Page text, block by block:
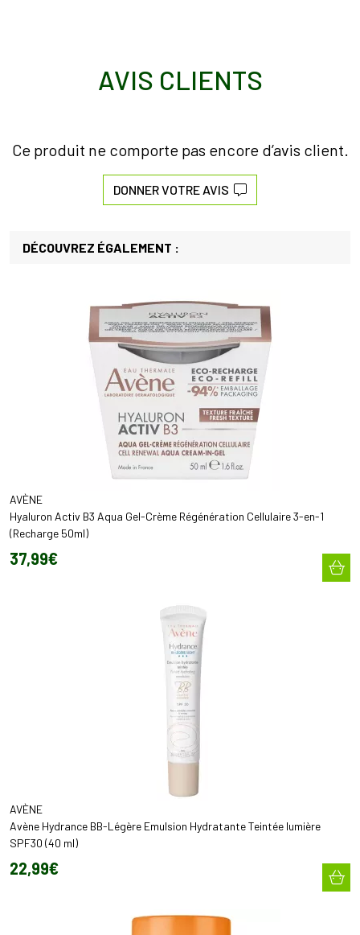
AVIS CLIENTS
Ce produit ne comporte pas encore d’avis client.
DONNER VOTRE AVIS
DÉCOUVREZ ÉGALEMENT :
AVÈNE
Hyaluron Activ B3 Aqua Gel-Crème Régénération Cellulaire 3-en-1
(Recharge 50ml)
37,99€
AVÈNE
Avène Hydrance BB-Légère Emulsion Hydratante Teintée lumière
SPF30 (40 ml)
22,99€